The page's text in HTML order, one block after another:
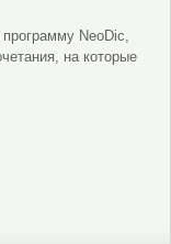
NeoDic,
на которые